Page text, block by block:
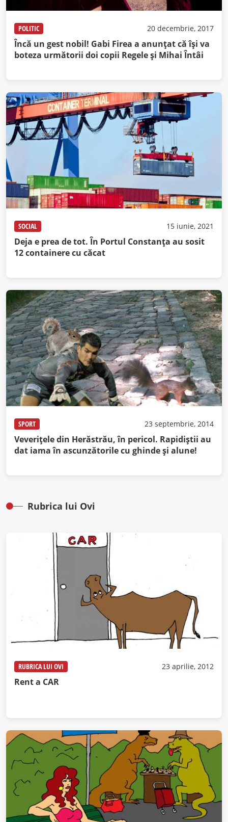
POLITIC 20 decembrie, 2017
Încă un gest nobil! Gabi Firea a anunţat că îşi va
boteza următorii doi copii Regele şi Mihai Întâi
SOCIAL 15 iunie, 2021
Deja e prea de tot. În Portul Constanța au sosit
12 containere cu căcat
SPORT 23 septembrie, 2014
Veveriţele din Herăstrău, în pericol. Rapidiştii au
dat iama în ascunzătorile cu ghinde şi alune!
Rubrica lui Ovi
RUBRICA LUI OVI 23 aprilie, 2012
Rent a CAR